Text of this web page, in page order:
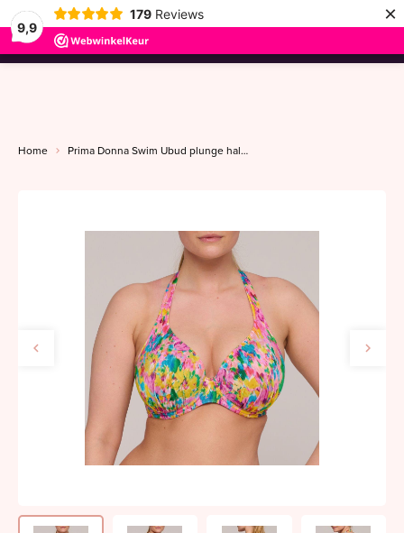
9,9
179 Reviews ×
menu
Home Prima Donna Swim Ubud plunge halve mousse cup C-G sun glow